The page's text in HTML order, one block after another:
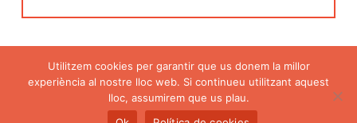
Avís legal|Política de privacitat| Política de
cookies
Utilitzem cookies per garantir que us donem la millor
experiència al nostre lloc web. Si continueu utilitzant aquest
lloc, assumirem que us plau.